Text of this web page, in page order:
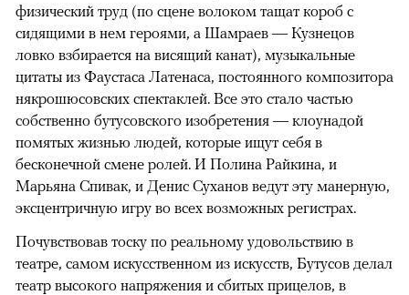
физический труд (по сцене волоком тащат короб с
сидящими в нем героями, а Шамраев — Кузнецов
ловко взбирается на висящий канат), музыкальные
цитаты из Фаустаса Латенаса, постоянного композитора
някрошюсовских спектаклей. Все это стало частью
собственно бутусовского изобретения — клоунадой
помятых жизнью людей, которые ищут себя в
бесконечной смене ролей. И Полина Райкина, и
Марьяна Спивак, и Денис Суханов ведут эту манерную,
эксцентричную игру во всех возможных регистрах.
Почувствовав тоску по реальному удовольствию в
театре, самом искусственном из искусств, Бутусов делал
театр высокого напряжения и сбитых прицелов, в